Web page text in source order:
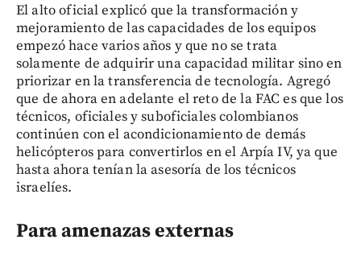
El alto oficial explicó que la transformación y
mejoramiento de las capacidades de los equipos
empezó hace varios años y que no se trata
solamente de adquirir una capacidad militar sino en
priorizar en la transferencia de tecnología. Agregó
que de ahora en adelante el reto de la FAC es que los
técnicos, oficiales y suboficiales colombianos
continúen con el acondicionamiento de demás
helicópteros para convertirlos en el Arpía IV, ya que
hasta ahora tenían la asesoría de los técnicos
israelíes.
Para amenazas externas